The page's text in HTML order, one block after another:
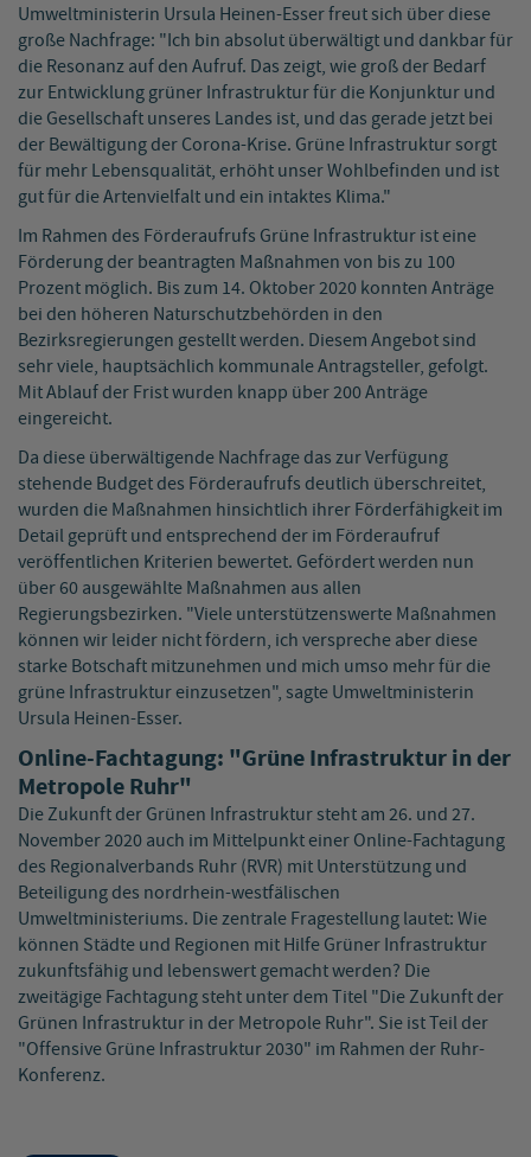
Umweltministerin Ursula Heinen-Esser freut sich über diese
große Nachfrage: "Ich bin absolut überwältigt und dankbar für
die Resonanz auf den Aufruf. Das zeigt, wie groß der Bedarf
zur Entwicklung grüner Infrastruktur für die Konjunktur und
die Gesellschaft unseres Landes ist, und das gerade jetzt bei
der Bewältigung der Corona-Krise. Grüne Infrastruktur sorgt
für mehr Lebensqualität, erhöht unser Wohlbefinden und ist
gut für die Artenvielfalt und ein intaktes Klima."
Im Rahmen des Förderaufrufs Grüne Infrastruktur ist eine
Förderung der beantragten Maßnahmen von bis zu 100
Prozent möglich. Bis zum 14. Oktober 2020 konnten Anträge
bei den höheren Naturschutzbehörden in den
Bezirksregierungen gestellt werden. Diesem Angebot sind
sehr viele, hauptsächlich kommunale Antragsteller, gefolgt.
Mit Ablauf der Frist wurden knapp über 200 Anträge
eingereicht.
Da diese überwältigende Nachfrage das zur Verfügung
stehende Budget des Förderaufrufs deutlich überschreitet,
wurden die Maßnahmen hinsichtlich ihrer Förderfähigkeit im
Detail geprüft und entsprechend der im Förderaufruf
veröffentlichen Kriterien bewertet. Gefördert werden nun
über 60 ausgewählte Maßnahmen aus allen
Regierungsbezirken. "Viele unterstützenswerte Maßnahmen
können wir leider nicht fördern, ich verspreche aber diese
starke Botschaft mitzunehmen und mich umso mehr für die
grüne Infrastruktur einzusetzen", sagte Umweltministerin
Ursula Heinen-Esser.
Online-Fachtagung: "Grüne Infrastruktur in der
Metropole Ruhr"
Die Zukunft der Grünen Infrastruktur steht am 26. und 27.
November 2020 auch im Mittelpunkt einer Online-Fachtagung
des Regionalverbands Ruhr (RVR) mit Unterstützung und
Beteiligung des nordrhein-westfälischen
Umweltministeriums. Die zentrale Fragestellung lautet: Wie
können Städte und Regionen mit Hilfe Grüner Infrastruktur
zukunftsfähig und lebenswert gemacht werden? Die
zweitägige Fachtagung steht unter dem Titel "Die Zukunft der
Grünen Infrastruktur in der Metropole Ruhr". Sie ist Teil der
"Offensive Grüne Infrastruktur 2030" im Rahmen der Ruhr-
Konferenz.